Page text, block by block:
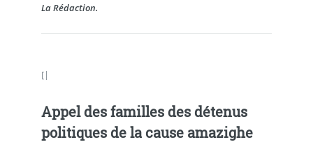
La Rédaction.
[|
Appel des familles des détenus
politiques de la cause amazighe